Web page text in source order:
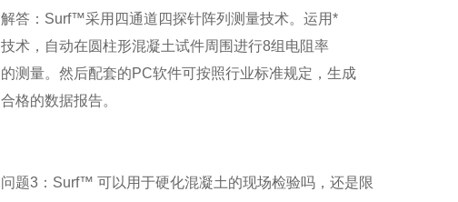
解答：Surf™采用四通道四探针阵列测量技术。运用*
技术，自动在圆柱形混凝土试件周围进行8组电阻率
的测量。然后配套的PC软件可按照行业标准规定，生成
合格的数据报告。
问题3：Surf™ 可以用于硬化混凝土的现场检验吗，还是限